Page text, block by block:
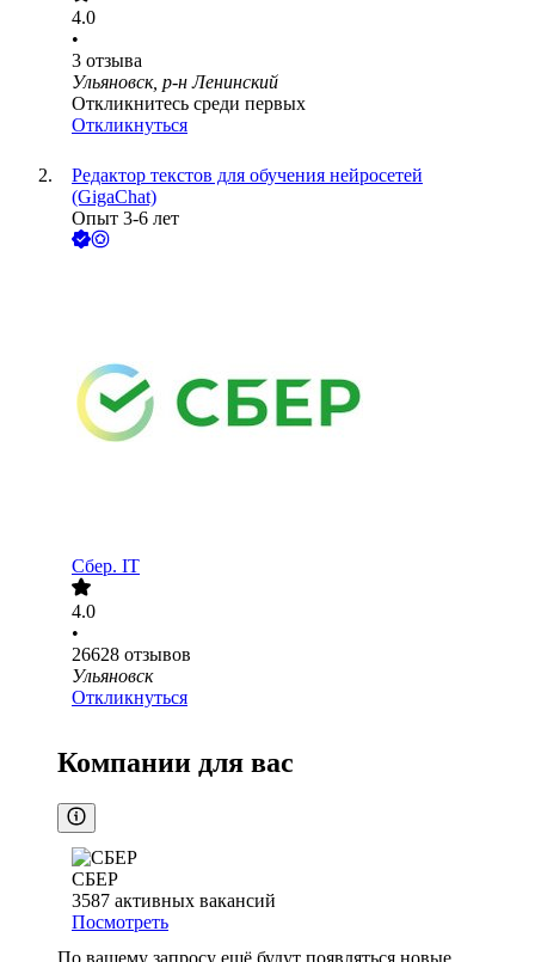
4.0
•
3 отзыва
Ульяновск, р-н Ленинский
Откликнитесь среди первых
Откликнуться
Редактор текстов для обучения нейросетей
(GigaChat)
Опыт 3-6 лет
Сбер. IT
4.0
•
26628 отзывов
Ульяновск
Откликнуться
Компании для вас
СБЕР
3587 активных вакансий
Посмотреть